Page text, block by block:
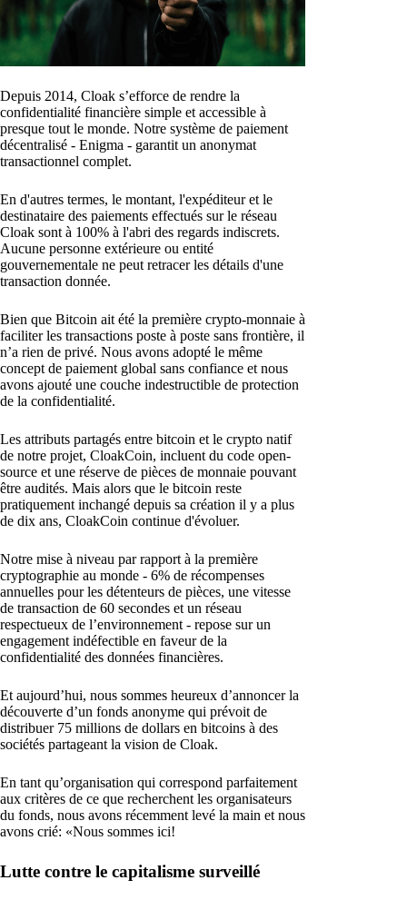
Depuis 2014, Cloak s’efforce de rendre la
confidentialité financière simple et accessible à
presque tout le monde. Notre système de paiement
décentralisé - Enigma - garantit un anonymat
transactionnel complet.
En d'autres termes, le montant, l'expéditeur et le
destinataire des paiements effectués sur le réseau
Cloak sont à 100% à l'abri des regards indiscrets.
Aucune personne extérieure ou entité
gouvernementale ne peut retracer les détails d'une
transaction donnée.
Bien que Bitcoin ait été la première crypto-monnaie à
faciliter les transactions poste à poste sans frontière, il
n’a rien de privé. Nous avons adopté le même
concept de paiement global sans confiance et nous
avons ajouté une couche indestructible de protection
de la confidentialité.
Les attributs partagés entre bitcoin et le crypto natif
de notre projet, CloakCoin, incluent du code open-
source et une réserve de pièces de monnaie pouvant
être audités. Mais alors que le bitcoin reste
pratiquement inchangé depuis sa création il y a plus
de dix ans, CloakCoin continue d'évoluer.
Notre mise à niveau par rapport à la première
cryptographie au monde - 6% de récompenses
annuelles pour les détenteurs de pièces, une vitesse
de transaction de 60 secondes et un réseau
respectueux de l’environnement - repose sur un
engagement indéfectible en faveur de la
confidentialité des données financières.
Et aujourd’hui, nous sommes heureux d’annoncer la
découverte d’un fonds anonyme qui prévoit de
distribuer 75 millions de dollars en bitcoins à des
sociétés partageant la vision de Cloak.
En tant qu’organisation qui correspond parfaitement
aux critères de ce que recherchent les organisateurs
du fonds, nous avons récemment levé la main et nous
avons crié: «Nous sommes ici!
Lutte contre le capitalisme surveillé